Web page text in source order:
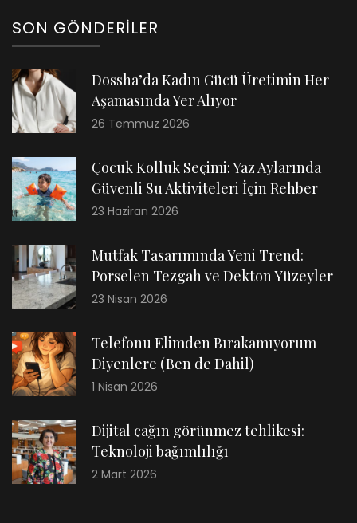
SON GÖNDERILER
Dossha’da Kadın Gücü Üretimin Her
Aşamasında Yer Alıyor
26 Temmuz 2026
Çocuk Kolluk Seçimi: Yaz Aylarında
Güvenli Su Aktiviteleri İçin Rehber
23 Haziran 2026
Mutfak Tasarımında Yeni Trend:
Porselen Tezgah ve Dekton Yüzeyler
23 Nisan 2026
Telefonu Elimden Bırakamıyorum
Diyenlere (Ben de Dahil)
1 Nisan 2026
Dijital çağın görünmez tehlikesi:
Teknoloji bağımlılığı
2 Mart 2026